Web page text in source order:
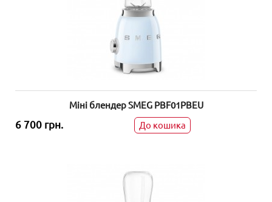
Міні блендер SMEG PBF01PBEU
6 700 грн. До кошика